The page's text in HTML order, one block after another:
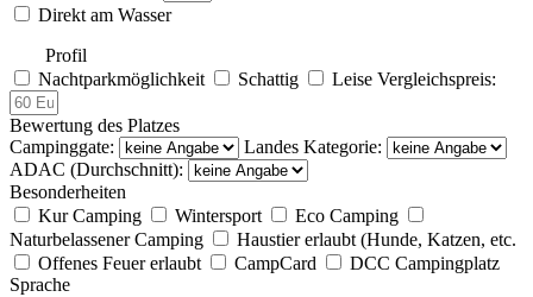
Direkt am Wasser
Profil
Nachtparkmöglichkeit
Schattig Leise Vergleichspreis:
Bewertung des Platzes
Campinggate:
Landes Kategorie:
ADAC (Durchschnitt):
Besonderheiten
Kur Camping
Wintersport
Eco Camping
Naturbelassener Camping
Haustier erlaubt (Hunde, Katzen, etc.
Offenes Feuer erlaubt
CampCard
DCC Campingplatz
Sprache